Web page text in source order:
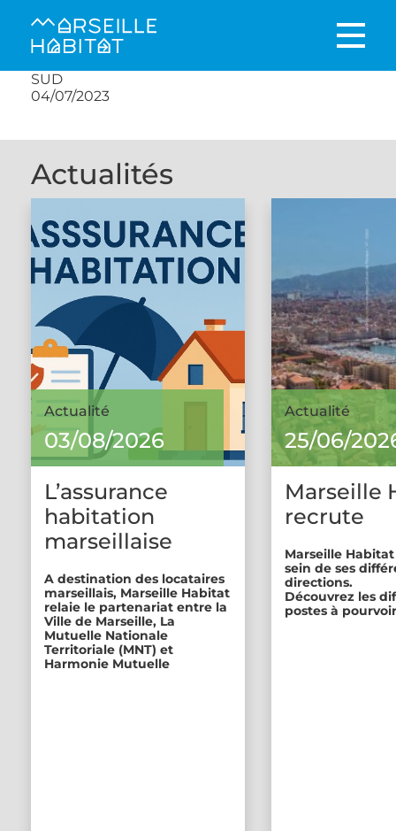
SUD
04/07/2023
Actualités
Actualité
03/08/2026
L’assurance
habitation
marseillaise
A destination des locataires
marseillais, Marseille Habitat
relaie le partenariat entre la
Ville de Marseille, La
Mutuelle Nationale
Territoriale (MNT) et
Harmonie Mutuelle
Actualité
25/06/
Marseille
recrute
Marseille
sein de ses
directions.
Découvrez les
postes à